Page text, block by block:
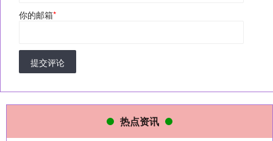
你的邮箱*
提交评论
热点资讯